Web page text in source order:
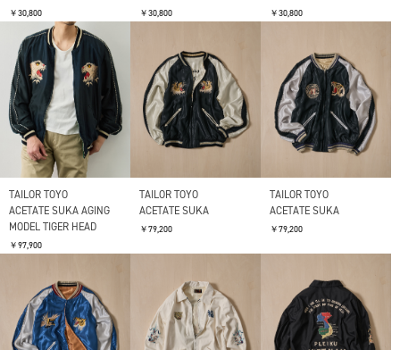
￥30,800 ￥30,800 ￥30,800
TAILOR TOYO
ACETATE SUKA AGING
MODEL TIGER HEAD
￥97,900
TAILOR TOYO
ACETATE SUKA
￥79,200
TAILOR TOYO
ACETATE SUKA
￥79,200